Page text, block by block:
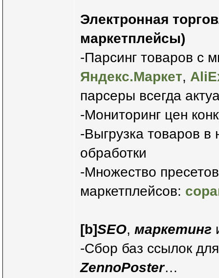
Электронная
маркетплейсы)
-Парсинг товаров с
Яндекс.Маркет,
парсеры всегда
-Мониторинг цен
-Выгрузка товаров
обработки
-Множество
маркетплейсов:
[b]SEO, маркетинг
-Сбор баз ссылок
ZennoPoster…